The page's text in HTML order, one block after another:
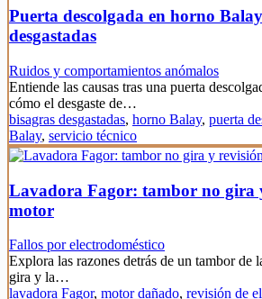
Puerta descolgada en horno
desgastadas
Ruidos y comportamientos anómalos
Entiende las causas tras una puerta
cómo el desgaste de…
bisagras desgastadas, horno Balay, puerta
Balay, servicio técnico
Lavadora Fagor: tambor no gira
motor
Fallos por electrodoméstico
Explora las razones detrás de un tambor de
gira y la…
lavadora Fagor, motor dañado, revisión de